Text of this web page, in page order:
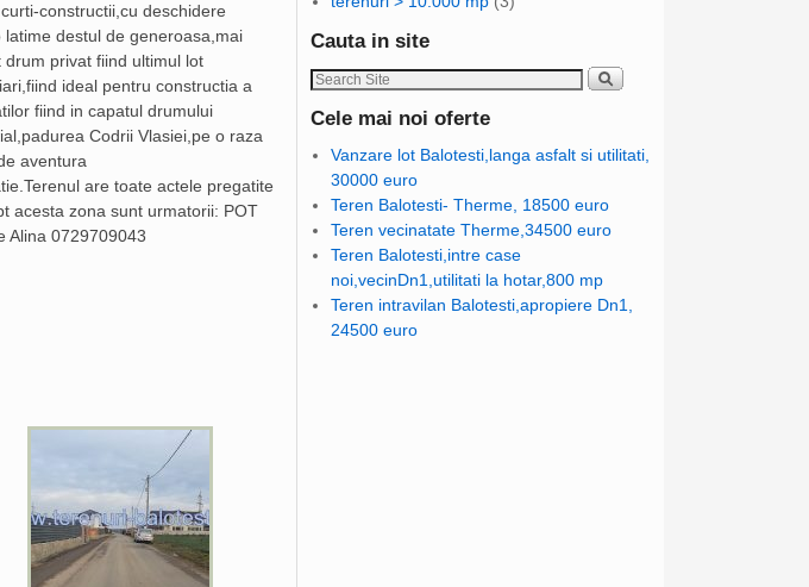
constructii,cu deschidere
destul de generoasa,mai
privat fiind ultimul lot
ideal pentru constructia a
fiind in capatul drumului
Codrii Vlasiei,pe o raza
aventura
are toate actele pregatite
acesta zona sunt urmatorii: POT
Alina 0729709043
Cauta in site
Cele mai noi oferte
Vanzare lot Balotesti,langa asfalt si utilitati,
30000 euro
Teren Balotesti- Therme, 18500 euro
Teren vecinatate Therme,34500 euro
Teren Balotesti,intre case
noi,vecinDn1,utilitati la hotar,800 mp
Teren intravilan Balotesti,apropiere Dn1,
24500 euro